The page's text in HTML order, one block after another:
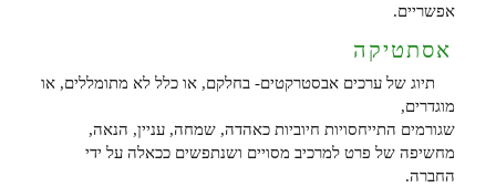
אפשריים.
אסתטיקה
תיוג של ערכים אבסטרקטים- בחלקם, או כלל לא מתומללים, או
מוגדרים,
שגורמים התייחסויות חיוביות כאהדה, שמחה, עניין, הנאה,
מחשיפה של פרט למרכיב מסויים ושנתפשים ככאלה על ידי
החברה.